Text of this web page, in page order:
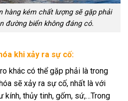
hàng kém chất lượng sẽ gặp phải
đường biển không đáng có.
khi xảy ra sự cố:
khác có thể gặp phải là trong
sẽ xảy ra sự cố, nhất là với
kính, thủy tinh, gốm, sứ,…Trong